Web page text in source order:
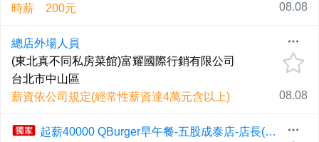
時薪 200元
08.08
總店外場人員
(東北真不同私房菜館)富耀國際行銷有限公司
台北市中山區
薪資依公司規定(經常性薪資達4萬元含以上)
08.08
起薪40000 QBurger早午餐-五股成泰店-店長(加盟)